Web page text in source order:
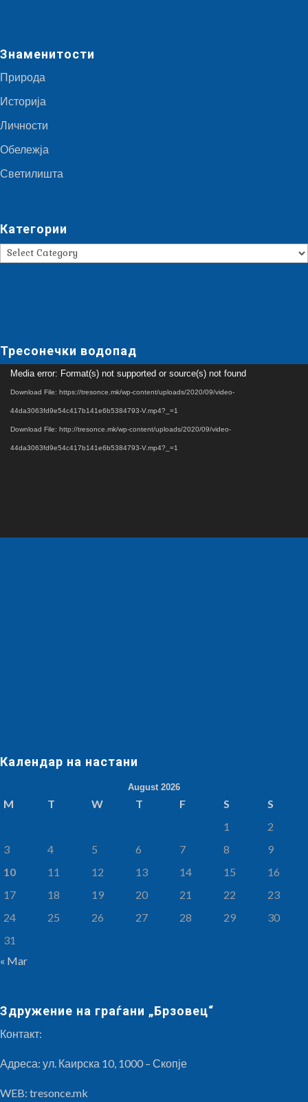
Знаменитости
Природа
Историја
Личности
Обележја
Светилишта
Категории
Категории
Тресонечки водопад
Video
Player
Media error: Format(s) not supported or source(s) not found
Download File: https://tresonce.mk/wp-content/uploads/2020/09/video-
44da3063fd9e54c417b141e6b5384793-V.mp4?_=1
Download File: http://tresonce.mk/wp-content/uploads/2020/09/video-
44da3063fd9e54c417b141e6b5384793-V.mp4?_=1
Календар на настани
August 2026
M T W T F S
S
1
2
3
4 5 6 7 8
9
10
11 12 13 14 15
16
17
18 19 20 21 22
23
24
25 26 27 28 29
30
31
« Mar
Здружение на граѓани „Брзовец“
Контакт:
Адреса: ул. Каирска 10, 1000 – Скопје
WEB: tresonce.mk